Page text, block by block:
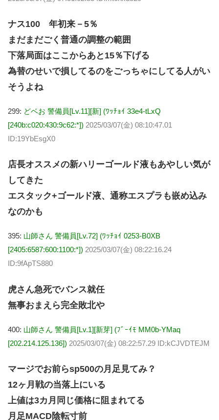
ナス100 年初来－5％
まだまだごく普通の調整の範囲
下落局面はここからあと15％下げる
為替のせいで損してるのをごっちゃにしてる人がい
そうよね
299: どベお 警備員[Lv.11][新] (ﾜｯﾁｮｲ 33e4-tLxQ
[240b:c020:430:9c62:*]) 2025/03/07(金) 08:10:47.01
ID:19YbEsgX0
店長オススメの新ハリーゴールド液もあやしい気が
してきた
エスタック+ゴールド液、通称エスプラも嵌め込み
なのかも
395: 山師さん 警備員[Lv.72] (ﾜｯﾁｮｲ 0253-B0XB
[2405:6587:600:1100:*]) 2025/03/07(金) 08:22:16.24
ID:9fApTS880
虎さん急死でバンス就任
無事おまえら完全敗北や
400: 山師さん 警備員[Lv.1][新芽] (ﾌﾞｰｲﾓ MM0b-YMaq
[202.214.125.136]) 2025/03/07(金) 08:22:57.29 ID:kCJVDTEJM
マージでお前らsp500の月足見てみ？
12ヶ月戦の当落上にいる
上値は3カ月同じ価格に阻まれてる
月足MACD陰転寸前